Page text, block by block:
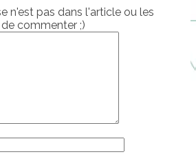
n'est pas dans l'article ou les
commenter ;)